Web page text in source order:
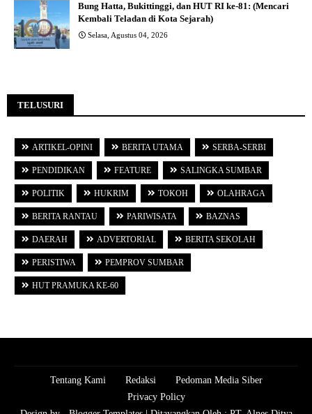
Bung Hatta, Bukittinggi, dan HUT RI ke-81: (Mencari
Kembali Teladan di Kota Sejarah)
Selasa, Agustus 04, 2026
TELUSURI
ARTIKEL-OPINI BERITA UTAMA SERBA-SERBI
PENDIDIKAN FEATURE SALINGKA SUMBAR
POLITIK HUKRIM TOKOH OLAHRAGA
BERITA RANTAU PARIWISATA BAZNAS
DAERAH ADVERTORIAL BERITA SEKOLAH
PERISTIWA PEMPROV SUMBAR
HUT PRAMUKA KE-60
Tentang Kami Redaksi
Pedoman Media Siber
Privacy Policy